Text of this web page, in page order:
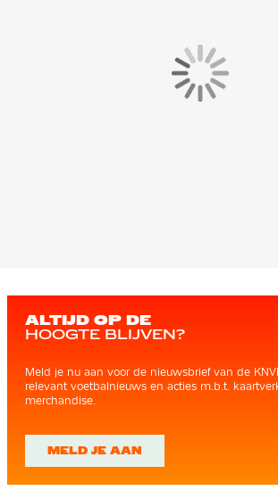
ALTIJD OP DE
HOOGTE BLIJVEN?
Meld je nu aan voor de nieuwsbrief van de
relevant voetbalnieuws en acties m.b.t.
merchandise.
MELD JE AAN